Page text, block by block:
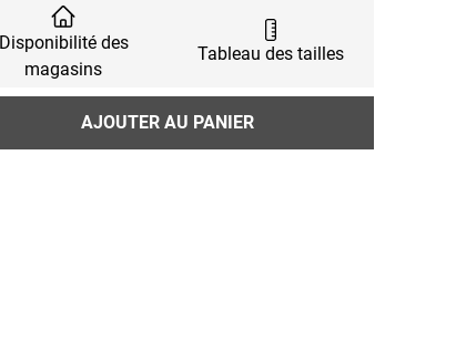
Disponibilité des
magasins
Tableau des tailles
AJOUTER AU PANIER